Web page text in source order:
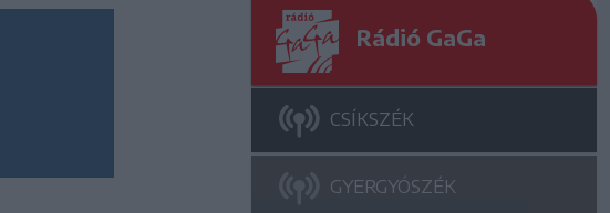
Rádió GaGa
CSÍKSZÉK
GYERGYÓSZÉK